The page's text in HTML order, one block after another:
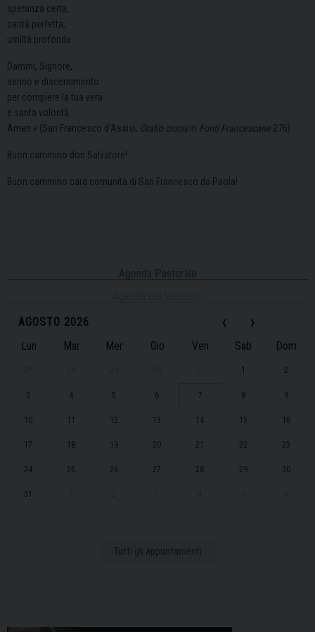
speranza certa,
carità perfetta,
umiltà profonda.
Dammi, Signore,
senno e discernimento
per compiere la tua vera
e santa volontà.
Amen.» (San Francesco d’Assisi, Oratio crucisin Fonti Francescane 276)
Buon cammino don Salvatore!
Buon cammino cara comunità di San Francesco da Paola!
Agenda Pastorale
‹
AGOSTO 2026 ›
Lun Mar Mer Gio Ven Sab Dom
1 2
3 4 5 6 7 8 9
10 11 12 13 14 15 16
17 18 19 20 21 22 23
24 25 26 27 28 29 30
31
Tutti gli appuntamenti